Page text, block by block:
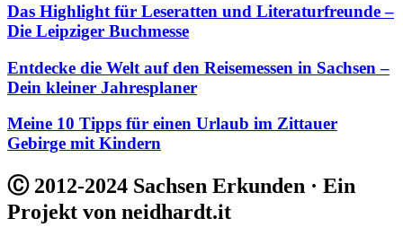
Das Highlight für Leseratten und Literaturfreunde –
Die Leipziger Buchmesse
Entdecke die Welt auf den Reisemessen in Sachsen –
Dein kleiner Jahresplaner
Meine 10 Tipps für einen Urlaub im Zittauer
Gebirge mit Kindern
Ⓒ 2012-2024 Sachsen Erkunden · Ein
Projekt von neidhardt.it